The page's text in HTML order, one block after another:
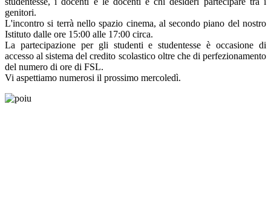
genitori.
L'incontro si terrà nello spazio cinema, al secondo piano del nostro
Istituto dalle ore 15:00 alle 17:00 circa.
La partecipazione per gli studenti e studentesse è occasione di
accesso al sistema del credito scolastico oltre che di perfezionamento
del numero di ore di FSL.
Vi aspettiamo numerosi il prossimo mercoledì.